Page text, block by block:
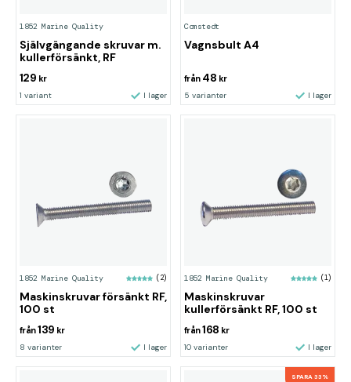
1852 Marine Quality
Självgängande skruvar m.
kullerförsänkt, RF
129 kr
1 variant I lager
Comstedt
Vagnsbult A4
från 48 kr
5 varianter I lager
1852 Marine Quality (2)
Maskinskruvar försänkt RF,
100 st
från139 kr
8 varianter I lager
1852 Marine Quality (1)
Maskinskruvar
kullerförsänkt RF, 100 st
från168 kr
10 varianter I lager
SPARA 33%